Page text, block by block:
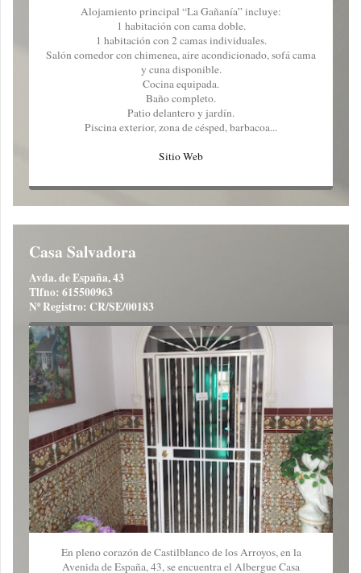
Alojamiento principal “La Gañanía” incluye:
1 habitación con cama doble.
1 habitación con 2 camas individuales.
Salón comedor con chimenea, aire acondicionado, sofá cama
y cuna disponible.
Cocina equipada.
Baño completo.
Patio delantero y jardín.
Piscina exterior, zona de césped, barbacoa...
Sitio Web
Casa Salvadora
Avda. de España, 43
Tlfno: 615500963
Nº Registro: CR/SE/00183
En pleno corazón de Castilblanco de los Arroyos, en la
Avenida de España, 43, se encuentra el Albergue Casa